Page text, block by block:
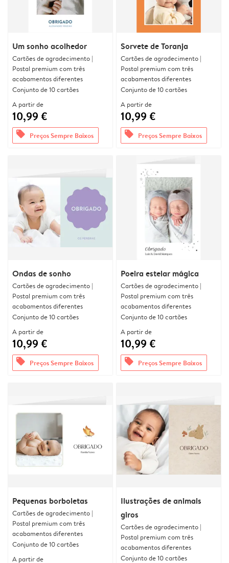
Um sonho acolhedor
Cartões de agradecimento |
Postal premium com três
acabamentos diferentes
Conjunto de 10 cartões
A partir de
10,99 €
offers Preços Sempre Baixos
Sorvete de Toranja
Cartões de agradecimento |
Postal premium com três
acabamentos diferentes
Conjunto de 10 cartões
A partir de
10,99 €
offers Preços Sempre Baixos
Ondas de sonho
Cartões de agradecimento |
Postal premium com três
acabamentos diferentes
Conjunto de 10 cartões
A partir de
10,99 €
offers Preços Sempre Baixos
Poeira estelar mágica
Cartões de agradecimento |
Postal premium com três
acabamentos diferentes
Conjunto de 10 cartões
A partir de
10,99 €
offers Preços Sempre Baixos
Pequenas borboletas
Cartões de agradecimento |
Postal premium com três
acabamentos diferentes
Conjunto de 10 cartões
A partir de
Ilustrações de animais
giros
Cartões de agradecimento |
Postal premium com três
acabamentos diferentes
Conjunto de 10 cartões